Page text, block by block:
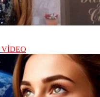
VİDEO